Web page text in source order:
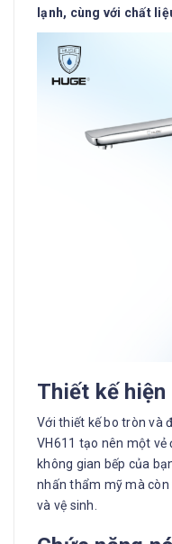
lạnh, cùng với chất
Thiết kế hiện
Với thiết kế bo tròn và
VH611 tạo nên một vẻ
không gian bếp của
nhấn thẩm mỹ mà còn
và vệ sinh.